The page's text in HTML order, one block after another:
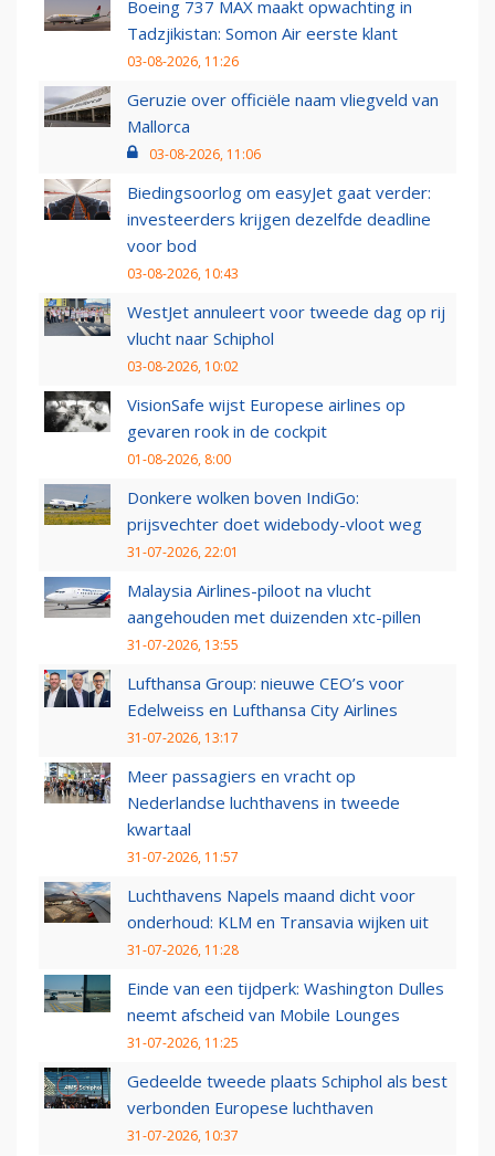
Boeing 737 MAX maakt opwachting in
Tadzjikistan: Somon Air eerste klant
03-08-2026, 11:26
Geruzie over officiële naam vliegveld van
Mallorca
03-08-2026, 11:06
Biedingsoorlog om easyJet gaat verder:
investeerders krijgen dezelfde deadline
voor bod
03-08-2026, 10:43
WestJet annuleert voor tweede dag op rij
vlucht naar Schiphol
03-08-2026, 10:02
VisionSafe wijst Europese airlines op
gevaren rook in de cockpit
01-08-2026, 8:00
Donkere wolken boven IndiGo:
prijsvechter doet widebody-vloot weg
31-07-2026, 22:01
Malaysia Airlines-piloot na vlucht
aangehouden met duizenden xtc-pillen
31-07-2026, 13:55
Lufthansa Group: nieuwe CEO’s voor
Edelweiss en Lufthansa City Airlines
31-07-2026, 13:17
Meer passagiers en vracht op
Nederlandse luchthavens in tweede
kwartaal
31-07-2026, 11:57
Luchthavens Napels maand dicht voor
onderhoud: KLM en Transavia wijken uit
31-07-2026, 11:28
Einde van een tijdperk: Washington Dulles
neemt afscheid van Mobile Lounges
31-07-2026, 11:25
Gedeelde tweede plaats Schiphol als best
verbonden Europese luchthaven
31-07-2026, 10:37